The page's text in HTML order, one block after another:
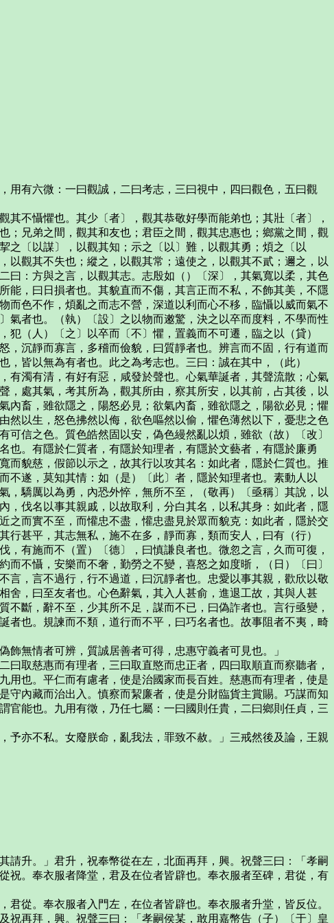
用有六微：一曰觀誠，二曰考志，三曰視中，四曰觀色，五曰觀
不懾懼也。其少〔者〕，觀其恭敬好學而能弟也；其壯〔者〕，
；兄弟之間，觀其和友也；君臣之間，觀其忠惠也；鄉黨之間，觀
之〔以謀〕，以觀其知；示之〔以〕難，以觀其勇；煩之〔以
觀其不失也；縱之，以觀其常；遠使之，以觀其不貳；邇之，以
曰：方與之言，以觀其志。志殷如（）〔深〕，其氣寬以柔，其色
能，曰日損者也。其貌直而不傷，其言正而不私，不飾其美，不隱
而色不作，煩亂之而志不營，深道以利而心不移，臨懾以威而氣不
氣者也。（執）〔設〕之以物而遫驚，決之以卒而度料，不學而性
（人）〔之〕以卒而〔不〕懼，置義而不可遷，臨之以（貸）
，沉靜而寡言，多稽而儉貌，曰質靜者也。辨言而不固，行有道而
皆以無為有者也。此之為考志也。三曰：誠在其中，（此）
有濁有清，有好有惡，咸發於聲也。心氣華誕者，其聲流散；心氣
，處其氣，考其所為，觀其所由，察其所安，以其前，占其後，以
內畜，雖欲隱之，陽怒必見；欲氣內畜，雖欲隱之，陽欲必見；懼
然以生，怒色拂然以侮，欲色嘔然以偷，懼色薄然以下，憂悲之色
信之色。質色皓然固以安，偽色縵然亂以煩，雖欲（故）〔改〕
也。有隱於仁質者，有隱於知理者，有隱於文藝者，有隱於廉勇
而貌慈，假節以示之，故其行以攻其名：如此者，隱於仁質也。推
不遂，莫知其情：如（是）〔此〕者，隱於知理者也。素動人以
驕厲以為勇，內恐外悴，無所不至，（敬再）〔亟稱〕其說，以
，伐名以事其親戚，以故取利，分白其名，以私其身：如此者，隱
之而實不至，而懽忠不盡，懽忠盡見於眾而貌克：如此者，隱於交
甚平，其志無私，施不在多，靜而寡，類而安人，曰有（行）
有施而不（置）〔德〕，曰慎謙良者也。微忽之言，久而可復，
不懾，安樂而不奢，勤勞之不變，喜怒之如度晣，（日）〔曰〕
言，言不過行，行不過道，曰沉靜者也。忠愛以事其親，歡欣以敬
舍，曰至友者也。心色辭氣，其入人甚俞，進退工故，其與人甚
斷，辭不至，少其所不足，謀而不已，曰偽詐者也。言行亟變，
者也。規諫而不類，道行而不平，曰巧名者也。故事阻者不夷，畸
無情者可辨，質誠居善者可得，忠惠守義者可見也。」
取慈惠而有理者，三曰取直愍而忠正者，四曰取順直而察聽者，
用也。平仁而有慮者，使是治國家而長百姓。慈惠而有理者，使是
守內藏而治出入。慎察而絜廉者，使是分財臨貨主賞賜。巧謀而知
官能也。九用有徵，乃任七屬：一曰國則任貴，二曰鄉則任貞，三
予亦不私。女廢朕命，亂我法，罪致不赦。」三戒然後及論，王親
升。」君升，祝奉幣從在左，北面再拜，興。祝聲三曰：「孝嗣
祝。奉衣服者降堂，君及在位者皆辟也。奉衣服者至碑，君從，有
從。奉衣服者入門左，在位者皆辟也。奉衣服者升堂，皆反位。
再拜，興。祝聲三曰：「孝嗣侯某，敢用嘉幣告（子）〔于〕皇